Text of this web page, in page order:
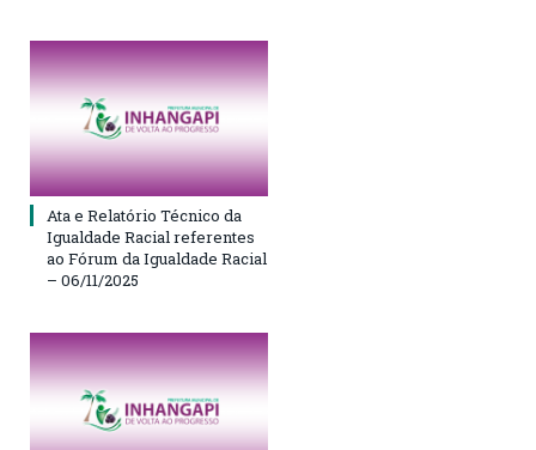
Ata e Relatório Técnico da
Igualdade Racial referentes
ao Fórum da Igualdade Racial
– 06/11/2025